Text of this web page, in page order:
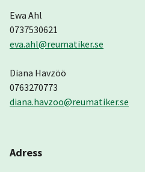
Ewa Ahl
0737530621
eva.ahl@reumatiker.se
Diana Havzöö
0763270773
diana.havzoo@reumatiker.se
Adress